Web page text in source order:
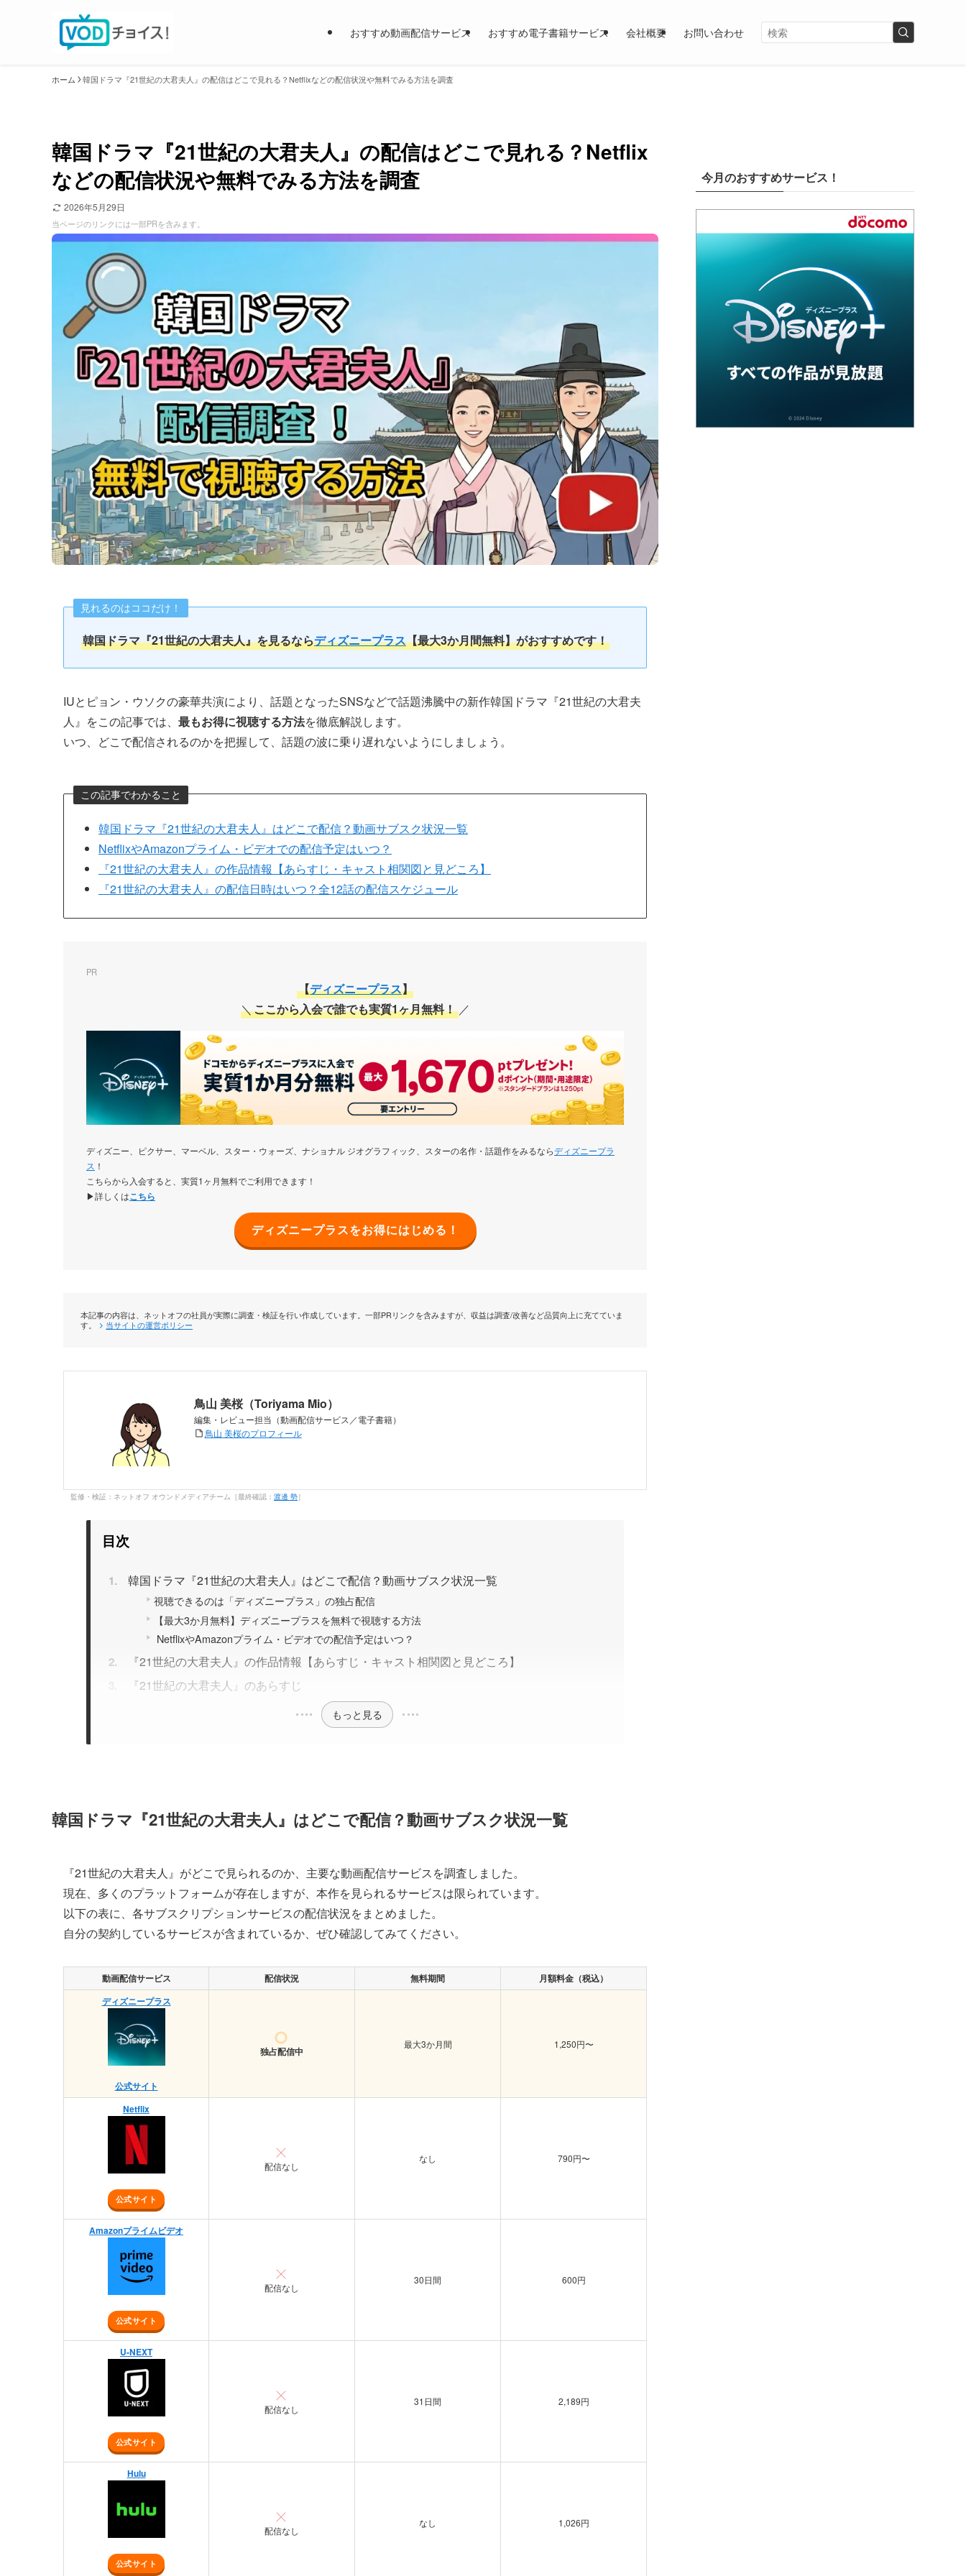
おすすめ動画配信サービス おすすめ電子書籍サービス 会社概要 お問い合わせ
ホーム 韓国ドラマ『21世紀の大君夫人』の配信はどこで見れる？Netflixなどの配信状況や無料でみる方法を調査
韓国ドラマ『21世紀の大君夫人』の配信はどこで見れる？Netflix
などの配信状況や無料でみる方法を調査
2026年5月29日
当ページのリンクには一部PRを含みます。
見れるのはココだけ！
韓国ドラマ『21世紀の大君夫人』を見るならディズニープラス【最大3か月間無料】がおすすめです！
IUとピョン・ウソクの豪華共演により、話題となったSNSなどで話題沸騰中の新作韓国ドラマ『21世紀の大君夫
人』をこの記事では、 最もお得に視聴する方法を徹底解説します。
いつ、どこで配信されるのかを把握して、話題の波に乗り遅れないようにしましょう。
この記事でわかること
韓国ドラマ『21世紀の大君夫人』はどこで配信？動画サブスク状況一覧
NetflixやAmazonプライム・ビデオでの配信予定はいつ？
『21世紀の大君夫人』の作品情報【あらすじ・キャスト相関図と見どころ】
『21世紀の大君夫人』の配信日時はいつ？全12話の配信スケジュール
PR
【ディズニープラス】
＼ここから入会で誰でも実質1ヶ月無料！／
ディズニー、ピクサー、マーベル、スター・ウォーズ、ナショナル ジオグラフィック、スターの名作・話題作をみるならディズニープラ
ス ！
こちらから入会すると、実質1ヶ月無料でご利用できます！
▶詳しくはこちら
ディズニープラスをお得にはじめる！
本記事の内容は、ネットオフの社員が実際に調査・検証を行い作成しています。一部PRリンクを含みますが、収益は調査/改善など品質向上に充てていま
す。
当サイトの運営ポリシー
鳥山 美桜（Toriyama Mio）
編集・レビュー担当（動画配信サービス／電子書籍）
鳥山 美桜のプロフィール
監修・検証：ネットオフ オウンドメディアチーム［最終確認： 渡邊 勢］
目次
韓国ドラマ『21世紀の大君夫人』はどこで配信？動画サブスク状況一覧
視聴できるのは「ディズニープラス」の独占配信
【最大3か月無料】ディズニープラスを無料で視聴する方法
NetflixやAmazonプライム・ビデオでの配信予定はいつ？
『21世紀の大君夫人』の作品情報【あらすじ・キャスト相関図と見どころ】
『21世紀の大君夫人』のあらすじ
もっと見る
韓国ドラマ『21世紀の大君夫人』はどこで配信？動画サブスク状況一覧
『21世紀の大君夫人』がどこで見られるのか、主要な動画配信サービスを調査しました。
現在、多くのプラットフォームが存在しますが、本作を見られるサービスは限られています。
以下の表に、各サブスクリプションサービスの配信状況をまとめました。
自分の契約しているサービスが含まれているか、ぜひ確認してみてください。
動画配信サービス 配信状況 無料期間
月額料金（税込）
ディズニープラス
公式サイト
独占配信中
最大3か月間 1,250円〜
Netflix
公式サイト
配信なし
なし 790円〜
Amazonプライムビデオ
公式サイト
配信なし
30日間 600円
U-NEXT
公式サイト
配信なし
31日間 2,189円
Hulu
公式サイト
配信なし
なし 1,026円
今月のおすすめサービス！